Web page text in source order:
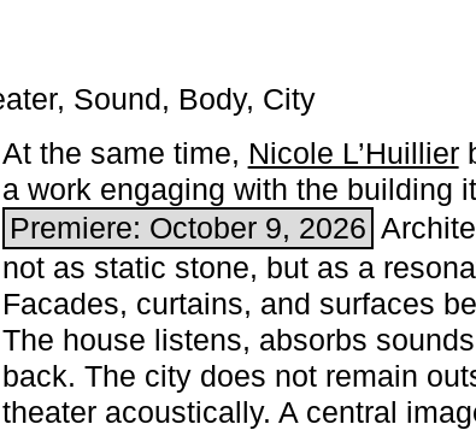
Sound, Body, City
At the same time, Nicole L’Huillier
a work engaging with the building
Premiere: October 9, 2026
not as static stone, but as a
Facades, curtains, and surfaces
The house listens, absorbs
back. The city does not remain
theater acoustically. A central